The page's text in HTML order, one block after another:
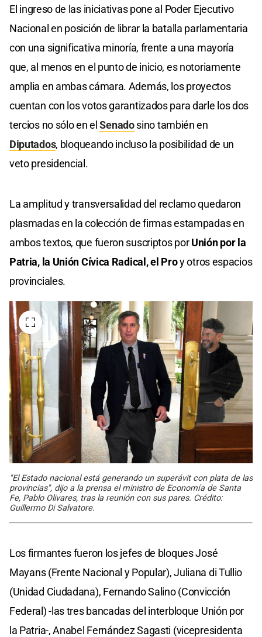
El ingreso de las iniciativas pone al Poder Ejecutivo
Nacional en posición de librar la batalla parlamentaria
con una significativa minoría, frente a una mayoría
que, al menos en el punto de inicio, es notoriamente
amplia en ambas cámara. Además, los proyectos
cuentan con los votos garantizados para darle los dos
tercios no sólo en elSenadosino también en
Diputados, bloqueando incluso la posibilidad de un
veto presidencial.
La amplitud y transversalidad del reclamo quedaron
plasmadas en la colección de firmas estampadas en
ambos textos, que fueron suscriptos porUnión por la
Patria, la Unión Cívica Radical, el Proy otros espacios
provinciales.
"El Estado nacional está generando un superávit con plata de las
provincias", dijo a la prensa el ministro de Economía de Santa
Fe, Pablo Olivares, tras la reunión con sus pares. Crédito:
Guillermo Di Salvatore.
Los firmantes fueron los jefes de bloques José
Mayans (Frente Nacional y Popular), Juliana di Tullio
(Unidad Ciudadana), Fernando Salino (Convicción
Federal) -las tres bancadas del interbloque Unión por
la Patria-, Anabel Fernández Sagasti (vicepresidenta